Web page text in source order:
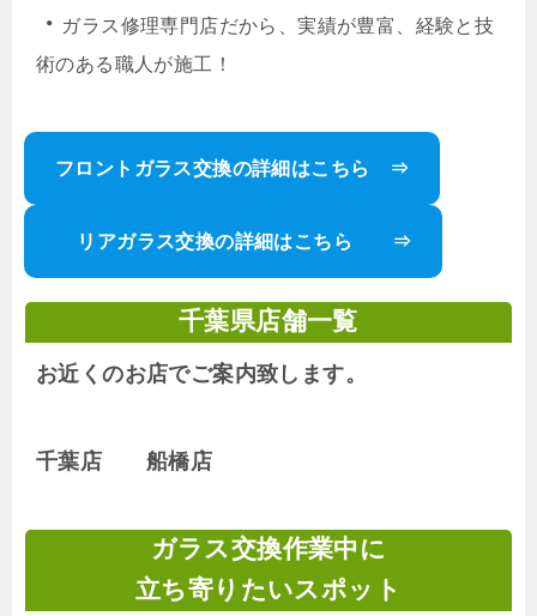
・ ガラス修理専門店だから、実績が豊富、経験と技
術のある職人が施工！
フロントガラス交換の詳細はこちら ⇒
リアガラス交換の詳細はこちら ⇒
千葉県店舗一覧
お近くのお店でご案内致します。
千葉店 船橋店
ガラス交換作業中に
立ち寄りたいスポット